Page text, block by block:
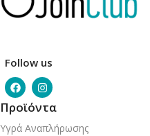
Follow us
Προϊόντα
Υγρά Αναπλήρωσης